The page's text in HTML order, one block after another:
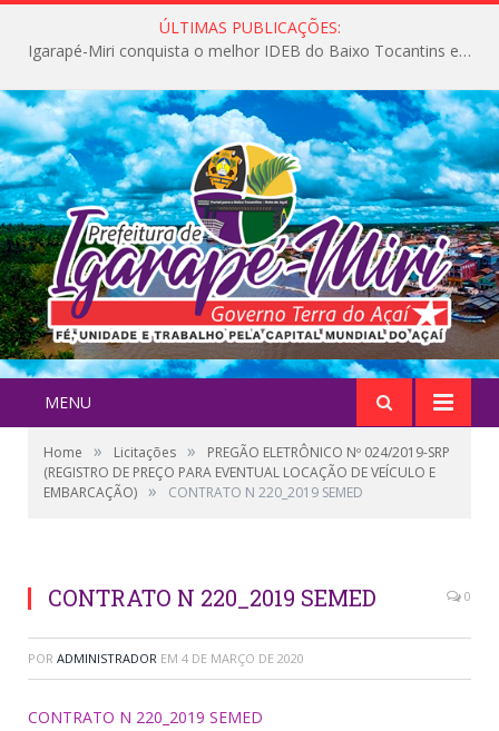
ÚLTIMAS PUBLICAÇÕES:
Igarapé-Miri conquista o melhor IDEB do Baixo Tocantins e avança na qualidade da educação pública
MENU
Home » Licitações »
PREGÃO ELETRÔNICO Nº 024/2019-SRP
(REGISTRO DE PREÇO PARA EVENTUAL LOCAÇÃO DE VEÍCULO E
EMBARCAÇÃO) » CONTRATO N 220_2019 SEMED
CONTRATO N 220_2019 SEMED 0
POR ADMINISTRADOR EM 4 DE MARÇO DE 2020
CONTRATO N 220_2019 SEMED